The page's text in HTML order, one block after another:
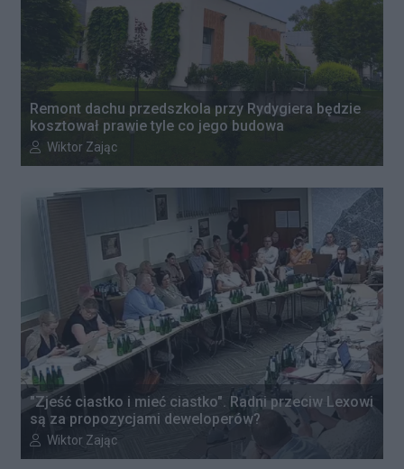
Remont dachu przedszkola przy Rydygiera będzie
kosztował prawie tyle co jego budowa
Autor artykułu:
Wiktor Zając
"Zjeść ciastko i mieć ciastko". Radni przeciw Lexowi
są za propozycjami deweloperów?
Autor artykułu:
Wiktor Zając